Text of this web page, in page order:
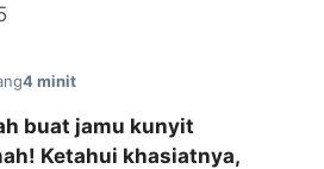
4 minit
buat jamu kunyit
Ketahui khasiatnya,